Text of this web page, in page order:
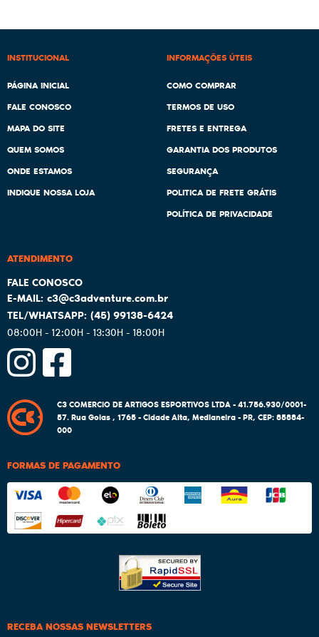
INSTITUCIONAL
PÁGINA INICIAL
FALE CONOSCO
MAPA DO SITE
QUEM SOMOS
ONDE ESTAMOS
INDIQUE NOSSA LOJA
INFORMAÇÕES ÚTEIS
COMO COMPRAR
TERMOS DE USO
FRETES E ENTREGA
GARANTIA DOS PRODUTOS
SEGURANÇA
POLITICA DE FRETE GRÁTIS
POLÍTICA DE PRIVACIDADE
ATENDIMENTO
(45)99138-6424
08:00H - 12:00H - 13:30H - 18:00H
c3@c3adventure.com.br
C3 COMERCIO DE ARTIGOS ESPORTIVOS LTDA - 41.756.930/0001-
57.Rua Goias , 1765-Cidade Alta, Medianeira-PR, CEP: 85884-
000
FORMAS DE PAGAMENTO
RECEBA NOSSAS NEWSLETTERS